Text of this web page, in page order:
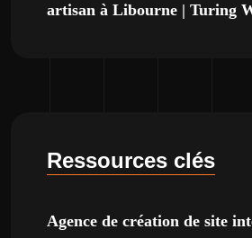
artisan à Libourne | Turing
Ressources clés
Agence de création de site